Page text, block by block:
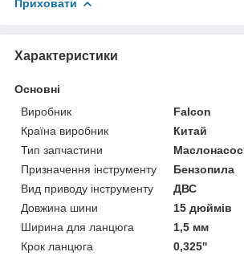
Приховати
Характеристики
Основні
Виробник
Falcon
Країна виробник
Китай
Тип запчастини
Маслонасос
Призначення інструменту
Бензопила
Вид приводу інструменту
ДВС
Довжина шини
15 дюймів
Ширина для ланцюга
1,5 мм
Крок ланцюга
0,325''